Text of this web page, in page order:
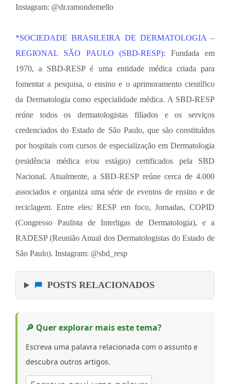
Instagram: @dr.ramondemello
*SOCIEDADE BRASILEIRA DE DERMATOLOGIA –
REGIONAL SÃO PAULO (SBD-RESP): Fundada em
1970, a SBD-RESP é uma entidade médica criada para
fomentar a pesquisa, o ensino e o aprimoramento científico
da Dermatologia como especialidade médica. A SBD-RESP
reúne todos os dermatologistas filiados e os serviços
credenciados do Estado de São Paulo, que são constituídos
por hospitais com cursos de especialização em Dermatologia
(residência médica e/ou estágio) certificados pela SBD
Nacional. Atualmente, a SBD-RESP reúne cerca de 4.000
associados e organiza uma série de eventos de ensino e de
reciclagem. Entre eles: RESP em foco, Jornadas, COPID
(Congresso Paulista de Interligas de Dermatologia), e a
RADESP (Reunião Anual dos Dermatologistas do Estado de
São Paulo). Instagram: @sbd_resp
POSTS RELACIONADOS
🔎 Quer explorar mais este tema?
Escreva uma palavra relacionada com o assunto e
descubra outros artigos.